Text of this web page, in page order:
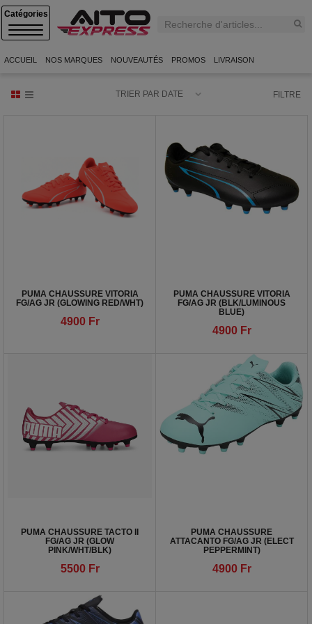
C
T
G
ACCUEIL NOS MARQUES NOUVEAUTÉS PROMOS LIVRAISON
TRIER PAR DATE FILTRE
PUMA CHAUSSURE VITORIA
FG/AG JR (GLOWING RED/WHT)
4900 Fr
PUMA CHAUSSURE VITORIA
FG/AG JR (BLK/LUMINOUS
BLUE)
4900 Fr
PUMA CHAUSSURE TACTO II
FG/AG JR (GLOW
PINK/WHT/BLK)
5500 Fr
PUMA CHAUSSURE
ATTACANTO FG/AG JR (ELECT
PEPPERMINT)
4900 Fr